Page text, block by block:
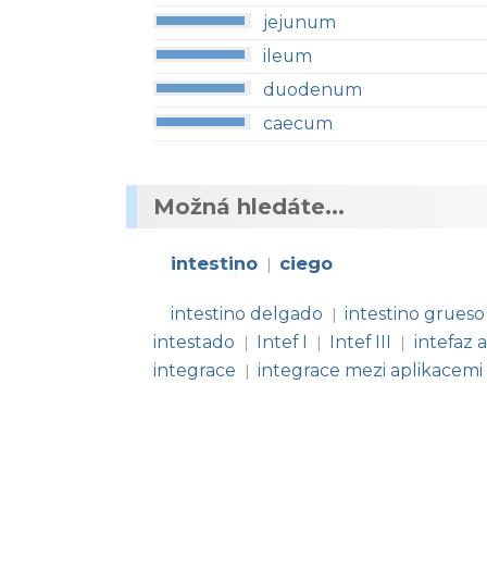
jejunum
ileum
duodenum
caecum
Možná hledáte...
intestino | ciego
intestino delgado | intestino grueso
intestado
| Intef I | Intef III | intefaz
integrace
| integrace mezi aplikacemi